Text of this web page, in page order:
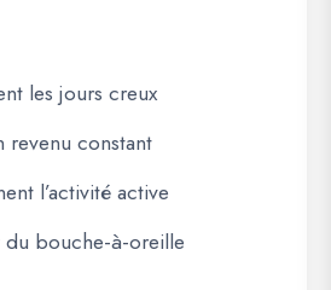
les jours creux
revenu constant
l’activité active
du bouche-à-oreille